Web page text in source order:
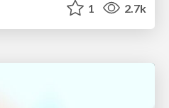
1 2.7k